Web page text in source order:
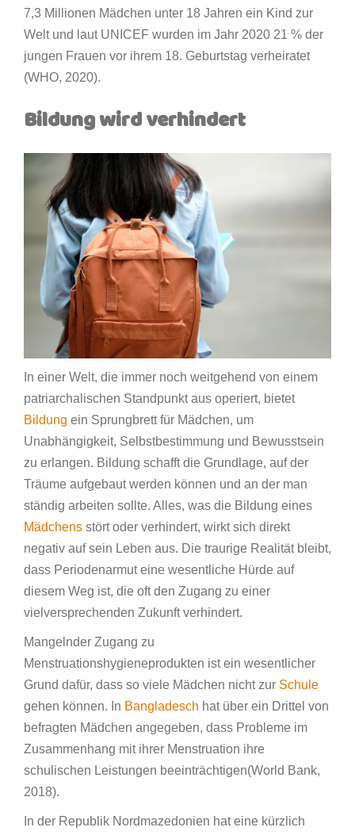
7,3 Millionen Mädchen unter 18 Jahren ein Kind zur
Welt und laut UNICEF wurden im Jahr 2020 21 % der
jungen Frauen vor ihrem 18. Geburtstag verheiratet
(WHO, 2020).
Bildung wird verhindert
In einer Welt, die immer noch weitgehend von einem
patriarchalischen Standpunkt aus operiert, bietet
Bildung ein Sprungbrett für Mädchen, um
Unabhängigkeit, Selbstbestimmung und Bewusstsein
zu erlangen. Bildung schafft die Grundlage, auf der
Träume aufgebaut werden können und an der man
ständig arbeiten sollte. Alles, was die Bildung eines
Mädchens stört oder verhindert, wirkt sich direkt
negativ auf sein Leben aus. Die traurige Realität bleibt,
dass Periodenarmut eine wesentliche Hürde auf
diesem Weg ist, die oft den Zugang zu einer
vielversprechenden Zukunft verhindert.
Mangelnder Zugang zu
Menstruationshygieneprodukten ist ein wesentlicher
Grund dafür, dass so viele Mädchen nicht zur Schule
gehen können. In Bangladesch hat über ein Drittel von
befragten Mädchen angegeben, dass Probleme im
Zusammenhang mit ihrer Menstruation ihre
schulischen Leistungen beeinträchtigen(World Bank,
2018).
In der Republik Nordmazedonien hat eine kürzlich